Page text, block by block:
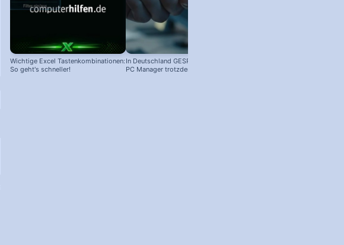
Wichtige Excel Tastenkombinationen:
So geht's schneller!
In Deutschland GESPERRT: Microsoft
PC Manager trotzdem installieren